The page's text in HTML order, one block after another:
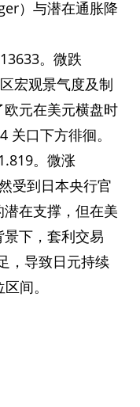
）与潜在通胀降
。微跌
宏观景气度及制
元在美元横盘时
关口下方徘徊。
。微涨
受到日本央行官
在支撑，但在美
下，套利交易
，导致日元持续
间。